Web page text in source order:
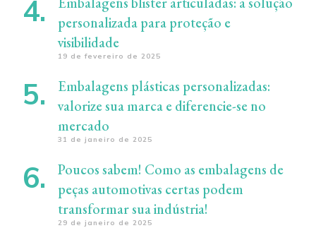
personalizada para proteção e
visibilidade
19 de fevereiro de 2025
Embalagens plásticas personalizadas:
valorize sua marca e diferencie-se no
mercado
31 de janeiro de 2025
Poucos sabem! Como as embalagens de
peças automotivas certas podem
transformar sua indústria!
29 de janeiro de 2025